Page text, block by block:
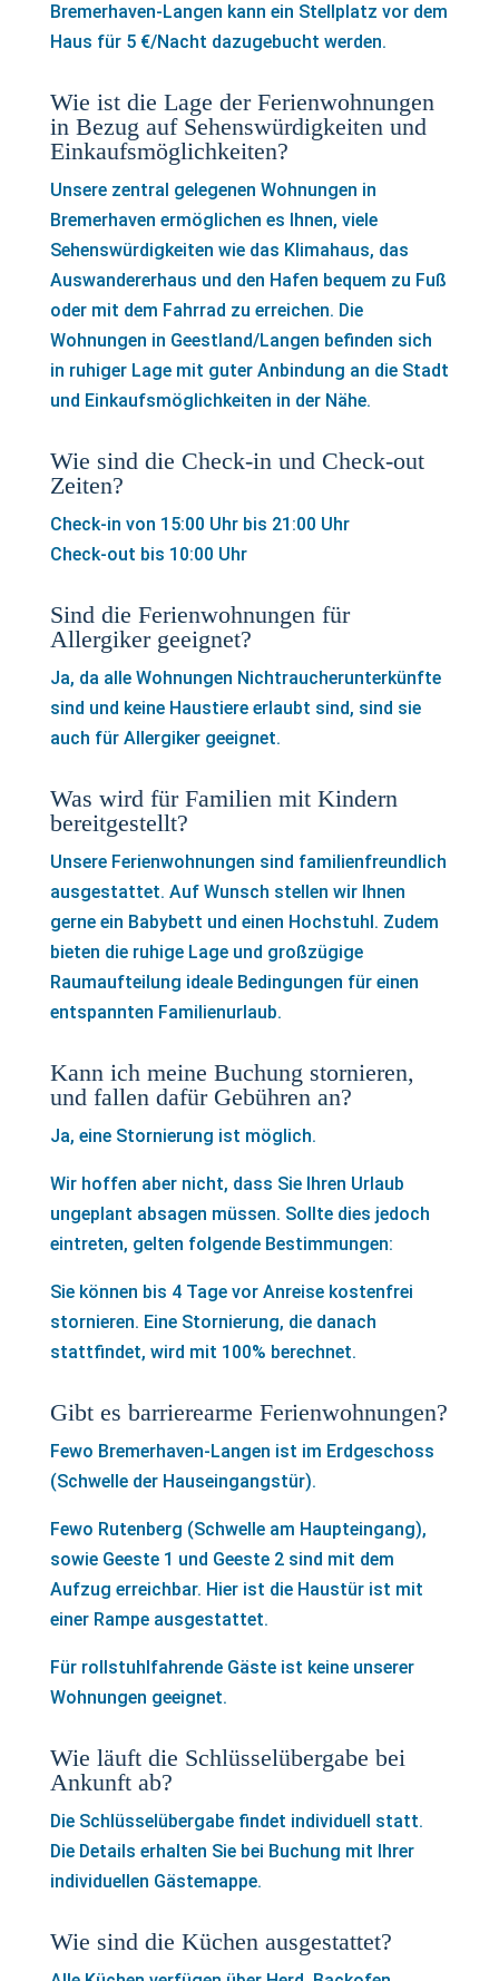
Bremerhaven-Langen kann ein Stellplatz vor dem
Haus für 5 €/Nacht dazugebucht werden.
Wie ist die Lage der Ferienwohnungen
in Bezug auf Sehenswürdigkeiten und
Einkaufsmöglichkeiten?
Unsere zentral gelegenen Wohnungen in
Bremerhaven ermöglichen es Ihnen, viele
Sehenswürdigkeiten wie das Klimahaus, das
Auswandererhaus und den Hafen bequem zu Fuß
oder mit dem Fahrrad zu erreichen. Die
Wohnungen in Geestland/Langen befinden sich
in ruhiger Lage mit guter Anbindung an die Stadt
und Einkaufsmöglichkeiten in der Nähe.
Wie sind die Check-in und Check-out
Zeiten?
Check-in von 15:00 Uhr bis 21:00 Uhr
Check-out bis 10:00 Uhr
Sind die Ferienwohnungen für
Allergiker geeignet?
Ja, da alle Wohnungen Nichtraucherunterkünfte
sind und keine Haustiere erlaubt sind, sind sie
auch für Allergiker geeignet.
Was wird für Familien mit Kindern
bereitgestellt?
Unsere Ferienwohnungen sind familienfreundlich
ausgestattet. Auf Wunsch stellen wir Ihnen
gerne ein Babybett und einen Hochstuhl. Zudem
bieten die ruhige Lage und großzügige
Raumaufteilung ideale Bedingungen für einen
entspannten Familienurlaub.
Kann ich meine Buchung stornieren,
und fallen dafür Gebühren an?
Ja, eine Stornierung ist möglich.
Wir hoffen aber nicht, dass Sie Ihren Urlaub
ungeplant absagen müssen. Sollte dies jedoch
eintreten, gelten folgende Bestimmungen:
Sie können bis 4 Tage vor Anreise kostenfrei
stornieren. Eine Stornierung, die danach
stattfindet, wird mit 100% berechnet.
Gibt es barrierearme Ferienwohnungen?
Fewo Bremerhaven-Langen ist im Erdgeschoss
(Schwelle der Hauseingangstür).
Fewo Rutenberg (Schwelle am Haupteingang),
sowie Geeste 1 und Geeste 2 sind mit dem
Aufzug erreichbar. Hier ist die Haustür ist mit
einer Rampe ausgestattet.
Für rollstuhlfahrende Gäste ist keine unserer
Wohnungen geeignet.
Wie läuft die Schlüsselübergabe bei
Ankunft ab?
Die Schlüsselübergabe findet individuell statt.
Die Details erhalten Sie bei Buchung mit Ihrer
individuellen Gästemappe.
Wie sind die Küchen ausgestattet?